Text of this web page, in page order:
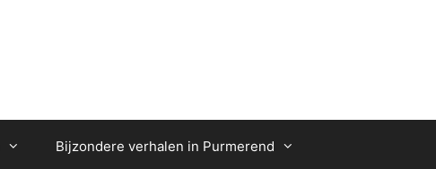
Bijzondere verhalen in Purmerend